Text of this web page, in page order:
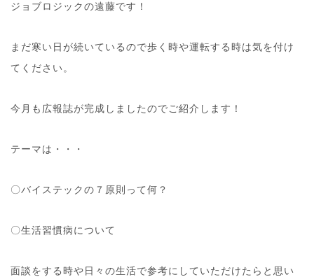
ジョブロジックの遠藤です！
まだ寒い日が続いているので歩く時や運転する時は気を付け
てください。
今月も広報誌が完成しましたのでご紹介します！
テーマは・・・
〇バイステックの７原則って何？
〇生活習慣病について
面談をする時や日々の生活で参考にしていただけたらと思い